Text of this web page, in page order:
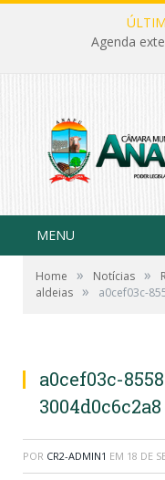
Agenda
MENU
Home » Notícias »
aldeias » a0cef03c-
a0cef03c-
3004d0c6c2a8
POR CR2-ADMIN1 EM 18 DE